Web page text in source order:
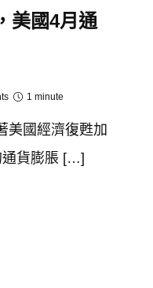
美國4月通
1 minute
美國經濟復甦加
通貨膨脹 […]